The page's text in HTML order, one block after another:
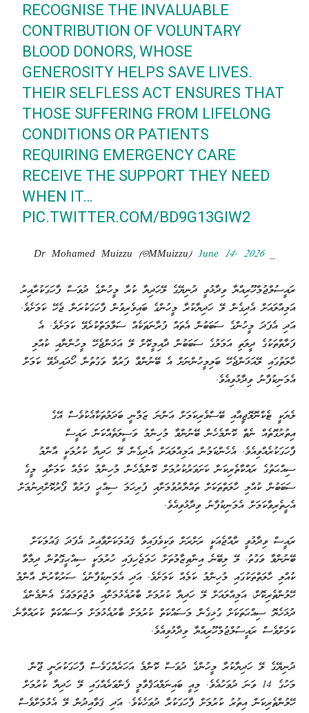
RECOGNISE THE INVALUABLE
CONTRIBUTION OF VOLUNTARY
BLOOD DONORS, WHOSE
GENEROSITY HELPS SAVE LIVES.
THEIR SELFLESS ACT ENSURES THAT
THOSE SUFFERING FROM LIFELONG
CONDITIONS OR PATIENTS
REQUIRING EMERGENCY CARE
RECEIVE THE SUPPORT THEY NEED
WHEN IT…
PIC.TWITTER.COM/BD9G13GIW2
— Dr Mohamed Muizzu (@MMuizzu)
June 14, 2026
ރައީސުލްޖުމްހޫރިއްޔާ ވިދާޅުވީ ދުނިޔޭގެ ލޭހަދިޔާ ކުރާ މީހުންގެ ދުވަސް ފާހަގަކުރާއިރު
އަމިއްލައަށް އެދިގެން ލޭ ހަދިޔާކުރާ މީހުންގެ ބައިވެރިވުން ފާހަގަކުރަން ޖެހޭ ކަމަށެވެ.
އަދި އެފަދަ މީހުންގެ ސަބަބުން އެތައް ފުރާނަތަކެއް ސަލާމަތްކުރެވޭ ކަމަށެވެ. އެ
ފަރާތްތަކުގެ ދީލަތި އަމަލުގެ ސަބަބުން ދާއިމީކޮށް ލޭ އަޅަންޖެހޭ މީހުންނާއި ކުއްލި
ހާލަތުގައި ލޭއަޅަންޖެހޭ ބަލިމީހުންނަށް އެ ބޭނުންވާ ފަރުވާ ވަގުތުން ހޯދައިދެވޭ ކަމަށް
އެމަނިކުފާނު ވިދާޅުވިއެވެ.
ލެޔަކީ ޓެކްނޮލޮޖީއާއި ބޭސްވެރިކަމަށް އަންނަ ޒަމާނީ ބަދަލުތަކާއެކުވެސް އޭގެ
އިތުރުގޮތެއް ނެތް ކޮންމެހެން ބޭނުންވާ މުހިންމު ވަސީލަތެއްކަން ރައީސް
ފާހަގަކުރެއްވިއެވެ. އެހެންކަމުން އަމިއްލައަށް އެދިގެން ލޭ ހަދިޔާ ކުރުމަކީ އާންމު
ސިއްޙަތުގެ ރައްކާތެރިކަން ކަށަވަރުކުރުމަށް ކޮންމެހެން މުހިންމު ކަމެއް ކަމަށާއި މީގެ
ސަބަބުން ކުއްލި ހާލަތްތަކަށް ތައްޔާރުވުމަށާއި ފުރިހަމަ ސިއްޙީ ފަރުވާ ފޯރުކޮށްދިނުމަށް
އެހީތެރިވާކަމަށް އެމަނިކުފާނު ވިދާޅުވިއެވެ.
ރައީސް ވިދާޅުވީ ރާއްޖެއަކީ ރަށްރަށް ވަކިވެފައިވާ ޤައުމަކަށްވާއިރު އެފަދަ ޤައުމަކަށް
ބޭނުންވާ ވަގުތު، ލޭ ލިބޭނެ އިންތިޒާމުތަށް ހަމަޖެހިފައި ހުރުމަކީ ސިއްޙީގޮތުން ދިމާވާ
ކުއްލި ހާލަތްތަކުގައި މުހިންމު ކަމެއް ކަމަށެވެ. އަދި އެމަނިކުފާނުގެ ސަރުކާރުން އާންމު
ހޭލުންތެރިކޮށް، އަމިއްލައަށް ލޭ ހަދިޔާ ކުރުމަށް ބާރުއެޅުމަށާއި މުޖުތަމަޢުގެ އެންމެންގެ
ދުޅަހެޔޮ ސިއްޙަތަކަށް ގުޅިގެން މަސައްކަތް ކުރުމަށް ބާރުއެޅުމަށް މަސައްކަތް ކުރައްވާނެ
ކަމަށްވެސް ރައީސުލްޖުމްހޫރިއްޔާ ވިދާޅުވިއެވެ.
ދުނިޔޭގެ ލޭ ހަދިޔާކުރާ މީހުންގެ ދުވަސް ކޮންމެ އަހަރެއްގަވެސް ފާހަގަކުރަނީ ޖޫން
މަހުގެ 14 ވަނަ ދުވަހުއެވެ. މިއީ ބައިނަލްއަޤްވާމީ ފެންވަރެއްގައި ލޭ ހަދިޔާ ކުރުމަށް
ހޭލުންތެރިކަން އިތުރު ކުރުމަށް ފާހަގަކުރާ ދުވަހެކެވެ. އަދި ޤަވާއިދުން ލޭ އެޅުމަށްވެސް